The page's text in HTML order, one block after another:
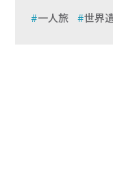
一人旅 世界